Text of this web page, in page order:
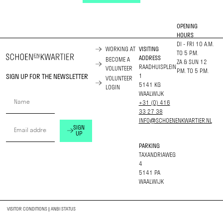
SIGN UP FOR THE NEWSLETTER
SIGN
UP
WORKING AT
BECOME A
VOLUNTEER
VOLUNTEER
LOGIN
VISITING
ADDRESS
RAADHUISPLEIN
1
5141 KG
WAALWIJK
+31 (0) 416
33 27 38
INFO@SCHOENENKWARTIER.NL
PARKING
TAXANDRIAWEG
4
5141 PA
WAALWIJK
OPENING
HOURS
DI - FRI 10 A.M.
TO 5 P.M.
ZA & SUN 12
P.M. TO 5 P.M.
VISITOR CONDITIONS|ANBI STATUS